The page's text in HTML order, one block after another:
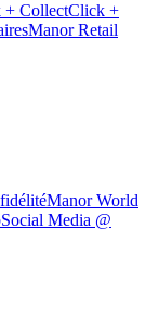
+ CollectClick +
Manor Retail
Manor World
Social Media @